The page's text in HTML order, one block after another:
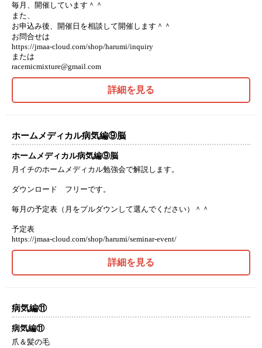
毎月、開催しています＾＾
また、
お申込み後、開催日を相談して開催します＾＾
お問合せは
https://jmaa-cloud.com/shop/harumi/inquiry
または
racemicmixture@gmail.com
詳細を見る
ホームメディカル病気編⑨脳
ホームメディカル病気編⑨脳
月イチのホームメディカル勉強会で解説します。
ダウンロード フリーです。
毎月の予定表（月をプルダウンして選んでください）＾＾
予定表
https://jmaa-cloud.com/shop/harumi/seminar-event/
詳細を見る
病気編⑪
病気編⑪
爪＆髪の毛